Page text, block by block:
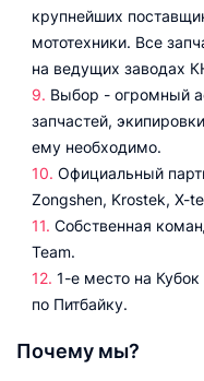
крупнейших
мототехники. Все
на ведущих заводах
Выбор - огромный
запчастей,
ему необходимо.
Официальный
Zongshen, Krostek, X-
Собственная
Team.
1-е место на
по Питбайку.
Почему мы?